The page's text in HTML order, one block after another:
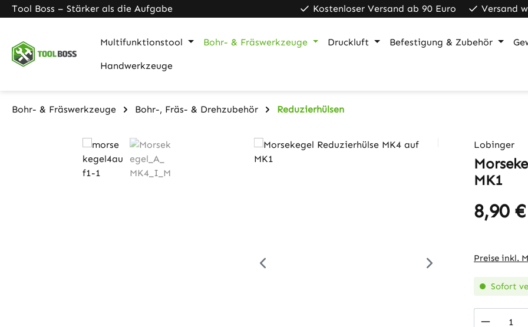
Hauptinhalt springen
Zur Suche springen
Zur Hauptnavigation springen
Tool Boss – Stärker als die Aufgabe Kostenloser Versand ab 90 Euro Versand
Multifunktionstool Bohr- & Fräswerkzeuge Druckluft Befestigung & Zubehör
Handwerkzeuge
Bohr- & Fräswerkzeuge Bohr-, Fräs- & Drehzubehör Reduzierhülsen
Bildergalerie überspringen Lobinger
MK1
Regulärer
8,90 €
Preise inkl.
Sofort